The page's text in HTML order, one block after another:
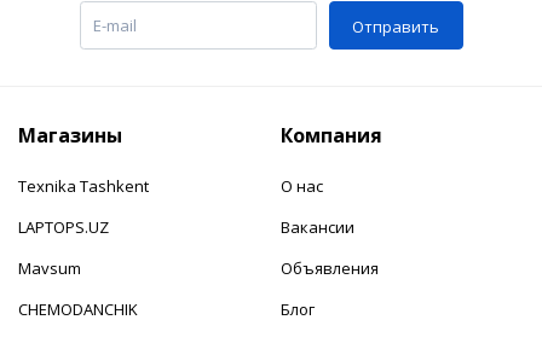
Отправить
Магазины
Texnika Tashkent
LAPTOPS.UZ
Mavsum
CHEMODANCHIK
Компания
О нас
Вакансии
Объявления
Блог